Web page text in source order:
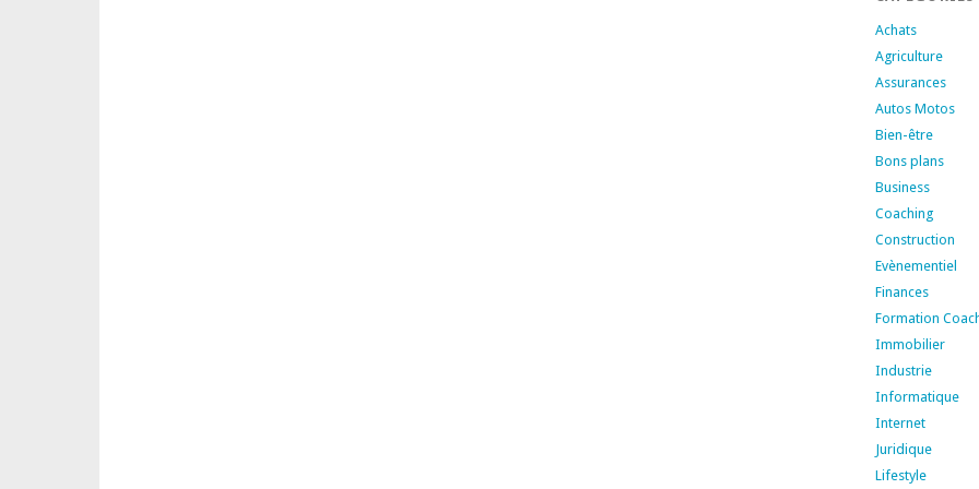
Achats
Agriculture
Assurances
Autos Motos
Bien-être
Bons plans
Business
Coaching
Construction
Evènementiel
Finances
Formation
Immobilier
Industrie
Informatique
Internet
Juridique
Lifestyle